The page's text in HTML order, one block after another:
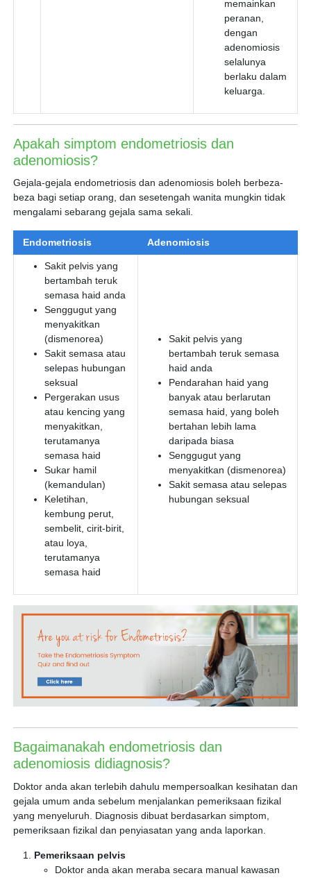
memainkan
peranan,
dengan
adenomiosis
selalunya
berlaku dalam
keluarga.
Apakah simptom endometriosis dan
adenomiosis?
Gejala-gejala endometriosis dan adenomiosis boleh berbeza-
beza bagi setiap orang, dan sesetengah wanita mungkin tidak
mengalami sebarang gejala sama sekali.
Endometriosis Adenomiosis
Sakit pelvis yang
bertambah teruk
semasa haid anda
Senggugut yang
menyakitkan
(dismenorea)
Sakit semasa atau
selepas hubungan
seksual
Pergerakan usus
atau kencing yang
menyakitkan,
terutamanya
semasa haid
Sukar hamil
(kemandulan)
Keletihan,
kembung perut,
sembelit, cirit-birit,
atau loya,
terutamanya
semasa haid
Sakit pelvis yang
bertambah teruk semasa
haid anda
Pendarahan haid yang
banyak atau berlarutan
semasa haid, yang boleh
bertahan lebih lama
daripada biasa
Senggugut yang
menyakitkan (dismenorea)
Sakit semasa atau selepas
hubungan seksual
Bagaimanakah endometriosis dan
adenomiosis didiagnosis?
Doktor anda akan terlebih dahulu mempersoalkan kesihatan dan
gejala umum anda sebelum menjalankan pemeriksaan fizikal
yang menyeluruh. Diagnosis dibuat berdasarkan simptom,
pemeriksaan fizikal dan penyiasatan yang anda laporkan.
Pemeriksaan pelvis
Doktor anda akan meraba secara manual kawasan